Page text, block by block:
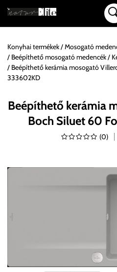
Konyhai termékek
Mosogató
Beépíthető mosogató medencék
Beépíthető kerámia mosogató
333602KD
Beépíthető kerámia
Boch Siluet 60
(0)